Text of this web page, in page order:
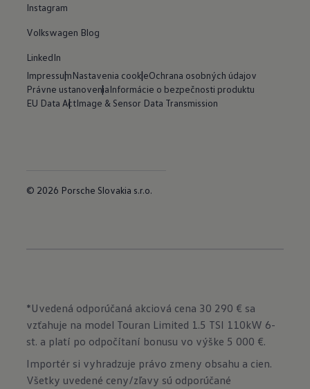
Instagram
Volkswagen Blog
LinkedIn
ImpressumNastavenia cookieOchrana osobných údajov
Právne ustanoveniaInformácie o bezpečnosti produktu
EU Data ActImage & Sensor Data Transmission
© 2026 Porsche Slovakia s.r.o.
*Uvedená odporúčaná akciová cena 30 290 € sa
vzťahuje na model Touran Limited 1.5 TSI 110kW 6-
st. a platí po odpočítaní bonusu vo výške 5 000 €.
Importér si vyhradzuje právo zmeny obsahu a cien.
Všetky uvedené ceny/zľavy sú odporúčané